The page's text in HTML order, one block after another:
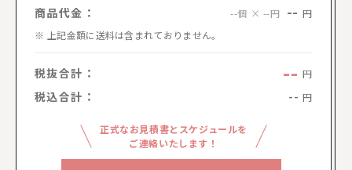
商品代金： --個 × --円 -- 円
上記金額に送料は含まれておりません。
税抜合計： -- 円
税込合計： -- 円
正式なお見積書とスケジュールを
ご連絡いたします！